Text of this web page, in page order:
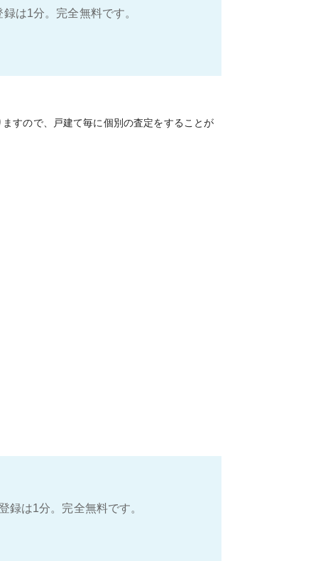
は1分。完全無料です。
すので、戸建て毎に個別の査定をすることが
録は1分。完全無料です。